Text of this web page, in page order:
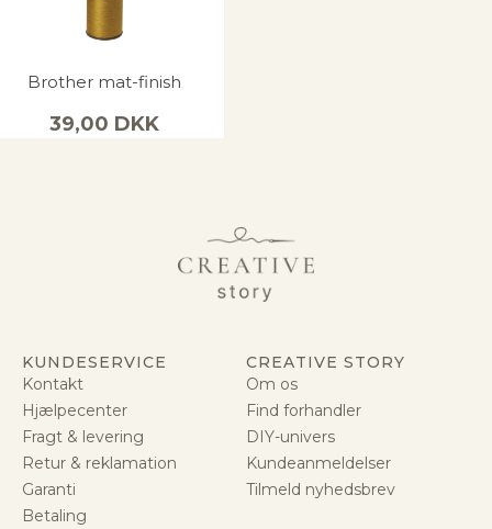
Brother mat-finish
39,00 DKK
KUNDESERVICE
Kontakt
Hjælpecenter
Fragt & levering
Retur & reklamation
Garanti
Betaling
CREATIVE STORY
Om os
Find forhandler
DIY-univers
Kundeanmeldelser
Tilmeld nyhedsbrev